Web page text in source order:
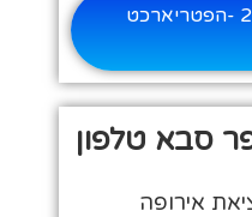
לכל המידע על גן ילדים 20 -הפטריארכט
סבא טלפון
אירופה